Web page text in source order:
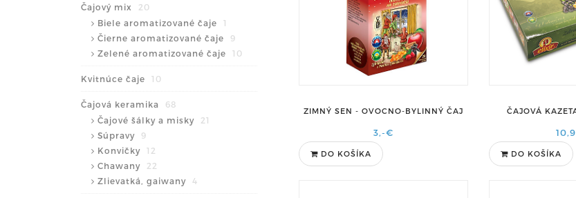
Čajový mix
20
Biele aromatizované čaje
1
Čierne aromatizované čaje
9
Zelené aromatizované čaje
10
Kvitnúce čaje 10
Čajová keramika
68
Čajové šálky a misky
21
Súpravy
9
Konvičky
12
Chawany
22
Zlievatká, gaiwany
4
ZIMNÝ SEN - OVOCNO-BYLINNÝ ČAJ
3,-€
DO KOŠÍKA
ČAJOVÁ
DO KOŠÍKA